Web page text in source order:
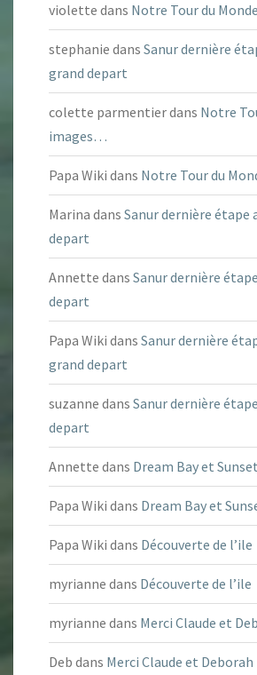
violette dans Notre Tour du
stephanie dans Sanur dernière
grand depart
colette parmentierdans Notre
images…
Papa Wiki dans Notre Tour du
Marina dans Sanur dernière étape
depart
Annette dans Sanur dernière
depart
Papa Wiki dans Sanur dernière
grand depart
suzanne dans Sanur dernière
depart
Annette dans Dream Bay et
Papa Wiki dans Dream Bay et
Papa Wiki dans Découverte de l’ile
myrianne dans Découverte de l’ile
myrianne dans Merci Claude et
Deb dans Merci Claude et Deborah